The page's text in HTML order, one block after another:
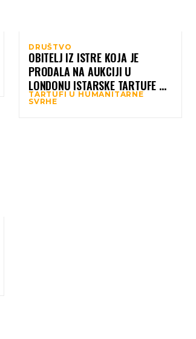
DRUŠTVO
OBITELJ IZ ISTRE KOJA JE
PRODALA NA AUKCIJI U
LONDONU ISTARSKE TARTUFE –
NOVAC DONIRA U HUMANITARNE
TARTUFI U HUMANITARNE
SVRHE